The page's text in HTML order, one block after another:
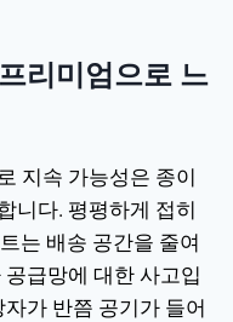
리미엄으로 느
지속 가능성은 종이
니다. 평평하게 접히
는 배송 공간을 줄여
급망에 대한 사고입
가 반쯤 공기가 들어